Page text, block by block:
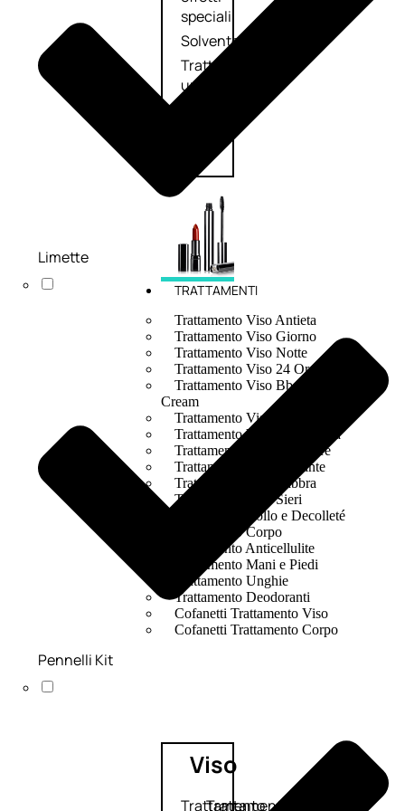
speciali
Solvente
Trattamenti
unghie
TRATTAMENTI
Trattamento Viso Antieta
Trattamento Viso Giorno
Trattamento Viso Notte
Trattamento Viso 24 Ore
Trattamento Viso Bb E Cc
Cream
Trattamento Viso Occhi
Trattamento Viso Detergenza
Trattamento Viso Maschere
Trattamento Viso Idratante
Trattamento Viso Labbra
Trattamento Viso Sieri
Trattamento Collo e Decolleté
Trattamento Corpo
Trattamento Anticellulite
Trattamento Mani e Piedi
Trattamento Unghie
Trattamento Deodoranti
Cofanetti Trattamento Viso
Cofanetti Trattamento Corpo
Viso
Trattamento
Trattamento
Limette
Pennelli Kit